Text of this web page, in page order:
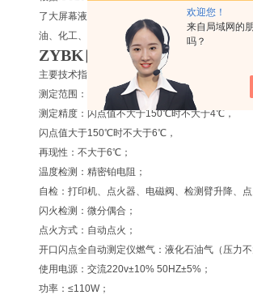
欢迎您！
来自局域网的
吗？
了大屏幕液晶显示器和热敏微型打印机。仪器具
油、化工、电力、环保、铁路、科研等部门进行开
ZYBK自动闭口闪点测定仪
主要技术指标：
测定范围：40-400℃；
测定精度：闪点值不大于150℃时不大于4℃，
闪点值大于150℃时不大于6℃，
再现性：不大于6℃；
温度检测：精密铂电阻；
自检：打印机、点火器、电磁阀、检测臂升降、点
闪火检测：微分偶合；
点火方式：自动点火；
开口闪点全自动测定仪燃气：液化石油气（压力不
使用电源：交流220v±10% 50HZ±5%；
功率：≤110W；